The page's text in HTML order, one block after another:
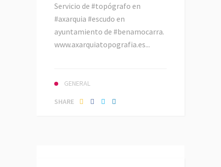
Servicio de #topógrafo en
#axarquia #escudo en
ayuntamiento de #benamocarra.
www.axarquiatopografia.es...
GENERAL
SHARE